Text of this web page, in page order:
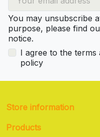
You may unsubscribe
purpose, please find
notice.
I agree to the
policy
Store information
Products